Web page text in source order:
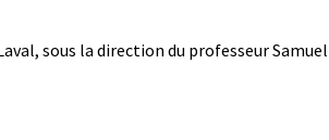
sous la direction du professeur Samuel